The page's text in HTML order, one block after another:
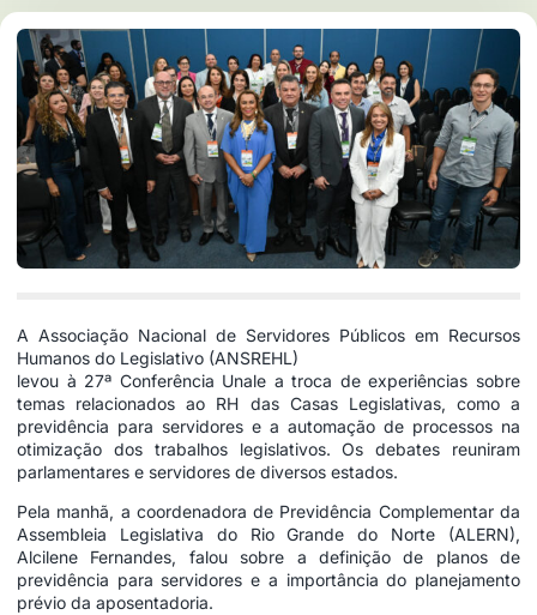
A Associação Nacional de Servidores Públicos em Recursos
Humanos do Legislativo (ANSREHL)
levou à 27ª Conferência Unale a troca de experiências sobre
temas relacionados ao RH das Casas Legislativas, como a
previdência para servidores e a automação de processos na
otimização dos trabalhos legislativos. Os debates reuniram
parlamentares e servidores de diversos estados.
Pela manhã, a coordenadora de Previdência Complementar da
Assembleia Legislativa do Rio Grande do Norte (ALERN),
Alcilene Fernandes, falou sobre a definição de planos de
previdência para servidores e a importância do planejamento
prévio da aposentadoria.